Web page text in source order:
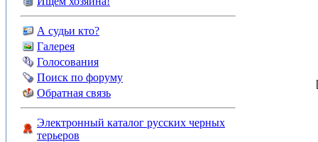
А судьи кто?
Галерея
Голосования
Поиск по форуму
Обратная связь
Электронный каталог русских черных
терьеров